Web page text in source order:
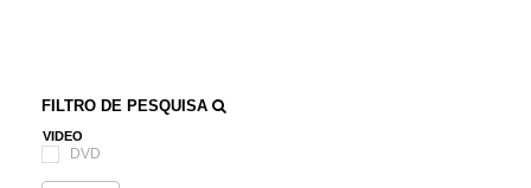
FILTRO DE PESQUISA
VIDEO
DVD